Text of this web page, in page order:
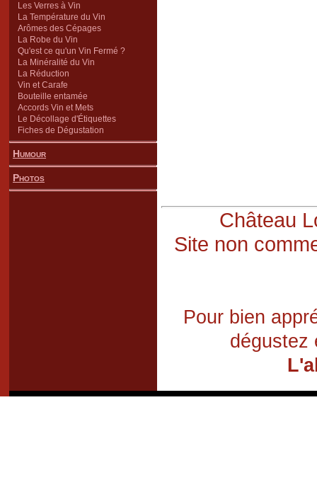
Les Verres à Vin
La Température du Vin
Arômes des Cépages
La Robe du Vin
Qu'est ce qu'un Vin Fermé ?
La Minéralité du Vin
La Réduction
Vin et Carafe
Bouteille entamée
Accords Vin et Mets
Le Décollage d'Étiquettes
Fiches de Dégustation
Humour
Photos
Château
Site non
Pour bien
dégustez